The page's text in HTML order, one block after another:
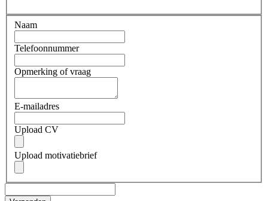
Naam
Telefoonnummer
Opmerking of vraag
E-mailadres
Upload CV
Upload motivatiebrief